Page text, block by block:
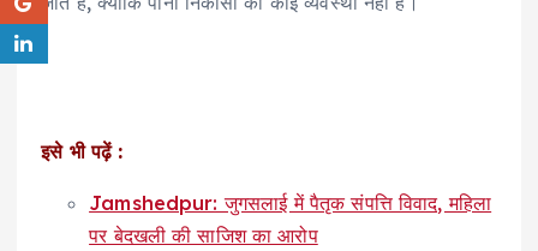
इसे भी पढ़ें :
Jamshedpur: जुगसलाई में पैतृक संपत्ति विवाद, महिला
पर बेदखली की साजिश का आरोप